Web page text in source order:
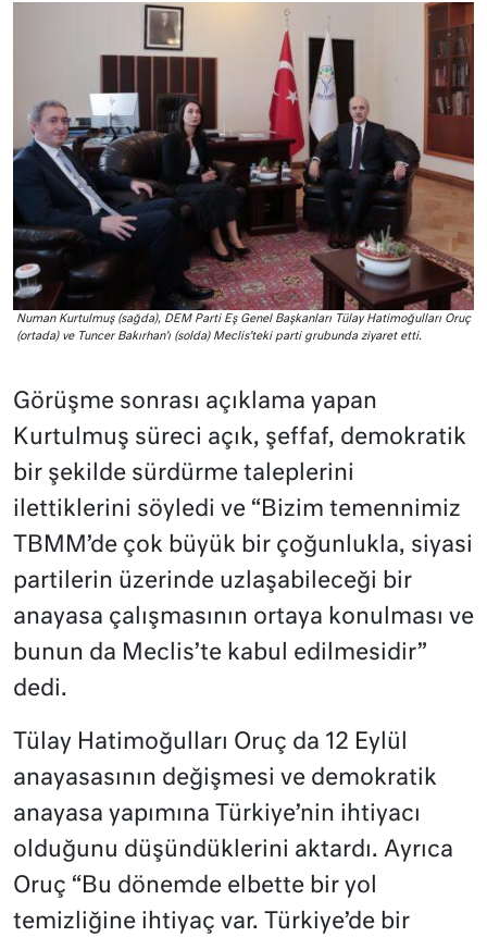
Numan Kurtulmuş (sağda), DEM Parti Eş Genel Başkanları Tülay Hatimoğulları Oruç
(ortada) ve Tuncer Bakırhan’ı (solda) Meclis’teki parti grubunda ziyaret etti.
Görüşme sonrası açıklama yapan
Kurtulmuş süreci açık, şeffaf, demokratik
bir şekilde sürdürme taleplerini
ilettiklerini söyledi ve “Bizim temennimiz
TBMM’de çok büyük bir çoğunlukla, siyasi
partilerin üzerinde uzlaşabileceği bir
anayasa çalışmasının ortaya konulması ve
bunun da Meclis’te kabul edilmesidir”
dedi.
Tülay Hatimoğulları Oruç da 12 Eylül
anayasasının değişmesi ve demokratik
anayasa yapımına Türkiye’nin ihtiyacı
olduğunu düşündüklerini aktardı. Ayrıca
Oruç “Bu dönemde elbette bir yol
temizliğine ihtiyaç var. Türkiye’de bir